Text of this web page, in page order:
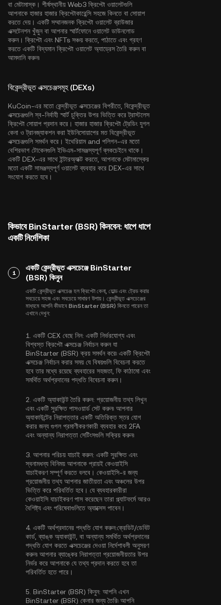
বা মেটামাস্ক। শীর্ষস্থানীয় Web3 ক্রিপ্টো ওয়ালেটগুলি
আপনাকে হাজার হাজার ক্রিপ্টোকারেন্সি সহজে কিনতে বা সোয়াপ
করতে দেয়। একটি সম্মানজনক ক্রিপ্টো ওয়ালেট ব্রাউজার
এক্সটেনশন খুঁজুন বা আপনার স্মার্টফোনে ওয়ালেট ডাউনলোড
করুন। ক্রিপ্টো এবং NFTs সঞ্চয় করতে, পাঠাতে এবং গ্রহণ
করতে একটি বিদ্যমান ক্রিপ্টো ওয়ালেট অ্যাড্রেস তৈরি করুন বা
আমদানি করুন৷
বিকেন্দ্রীভূত এক্সচেঞ্জসমূহ (DEXs)
KuCoin-এর মতো কেন্দ্রীভূত এক্সচেঞ্জের বিপরীতে, বিকেন্দ্রীভূত
এক্সচেঞ্জগুলি স্ব-নির্বাহী স্মার্ট চুক্তির উপর ভিত্তি করে ট্রাস্টলেস
ক্রিপ্টো সোয়াপ প্রদান করে। হাজার হাজার ক্রিপ্টো ট্রেডিং যুগল
কেনা ও ট্রানজ্যাকশন করা ইউনিসোয়াপের মত বিকেন্দ্রীভূত
এক্সচেঞ্জগুলি সমর্থন করে। ইথেরিয়ামand পলিগন-এর মতো
বেশিরভাগ টোকেনগুলি ইভিএম-সামঞ্জস্যপূর্ণ ব্লকচেইনে থাকে।
একটি DEX-এর সাথে ইন্টারঅ্যাক্ট করতে, আপনাকে মেটামাস্কের
মতো একটি সামঞ্জস্যপূর্ণ ওয়ালেট ব্যবহার করে DEX-এর সাথে
সংযোগ করতে হবে।
কিভাবে BinStarter (BSR) কিনবেন: ধাপে ধাপে
একটি নির্দেশিকা
1
একটি কেন্দ্রীভূত এক্সচেঞ্জে BinStarter
(BSR) কিনুন
একটি কেন্দ্রীভূত এক্সচেঞ্জ হল ক্রিপ্টো কেনা, হোল্ড এবং ট্রেড করার
সবচেয়ে সহজ এবং সবচেয়ে সাধারণ উপায়। কেন্দ্রীভূত এক্সচেঞ্জের
মাধ্যমে আপনি কীভাবে BinStarter (BSR) কিনতে পারেন তা
এখানে দেখুন:
1. একটি CEX বেছে নিন: একটি নির্ভরযোগ্য এবং
বিশ্বস্ত ক্রিপ্টো এক্সচেঞ্জ নির্বাচন করুন যা
BinStarter (BSR) ক্রয় সমর্থন করে৷ একটি ক্রিপ্টো
এক্সচেঞ্জ নির্বাচন করার সময় যে বিষয়গুলি বিবেচনা করতে
হবে তার মধ্যে রয়েছে ব্যবহারের সহজতা, ফি কাঠামো এবং
সমর্থিত অর্থপ্রদানের পদ্ধতি বিবেচনা করুন।
2. একটি অ্যাকাউন্ট তৈরি করুন: প্রয়োজনীয় তথ্য লিখুন
এবং একটি সুরক্ষিত পাসওয়ার্ড সেট করুন৷ আপনার
অ্যাকাউন্টের নিরাপত্তার একটি অতিরিক্ত স্তর যোগ
করার জন্য গুগল প্রমাণীকরণকারী ব্যবহার করে 2FA
এবং অন্যান্য নিরাপত্তা সেটিংসগুলি সক্রিয় করুন৷
3. আপনার পরিচয় যাচাই করুন: একটি সুরক্ষিত এবং
স্বনামধন্য বিনিময় আপনাকে প্রায়ই কেওয়াইসি
যাচাইকরণসম্পূর্ণ করতে বলবে। কেওয়াইসি-র জন্য
প্রয়োজনীয় তথ্য আপনার জাতীয়তা এবং অঞ্চলের উপর
ভিত্তি করে পরিবর্তিত হবে। যে ব্যবহারকারীরা
কেওয়াইসি যাচাইকরণ পাস করেছেন তারা প্ল্যাটফর্মে আরও
বৈশিষ্ট্য এবং পরিষেবাগুলিতে অ্যাক্সেস পাবেন।
4. একটি অর্থপ্রদানের পদ্ধতি যোগ করুন:ক্রেডিট/ডেবিট
কার্ড, ব্যাঙ্ক অ্যাকাউন্ট, বা অন্যান্য সমর্থিত অর্থপ্রদানের
পদ্ধতি যোগ করতে এক্সচেঞ্জের দেওয়া নির্দেশাবলী অনুসরণ
করুন৷ আপনার ব্যাঙ্কের নিরাপত্তা প্রয়োজনীয়তার উপর
নির্ভর করে আপনাকে যে তথ্য প্রদান করতে হবে তা
পরিবর্তিত হতে পারে।
5. BinStarter (BSR) কিনুন: আপনি এখন
BinStarter (BSR) কেনার জন্য তৈরি৷ আপনি